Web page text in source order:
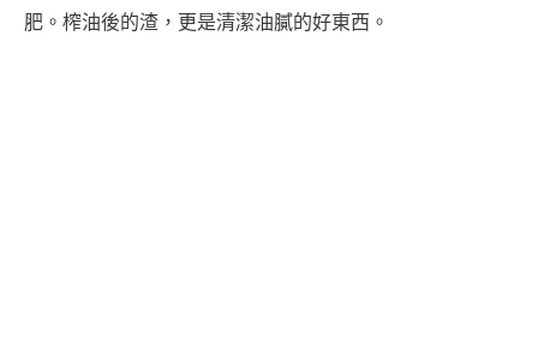
肥。榨油後的渣，更是清潔油膩的好東西。